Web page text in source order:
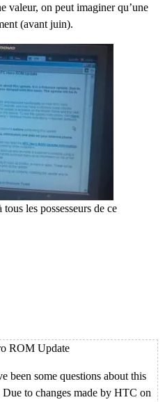
valeur, on peut imaginer qu’une
(avant juin).
les possesseurs de ce
ROM Update
some questions about this
to changes made by HTC on